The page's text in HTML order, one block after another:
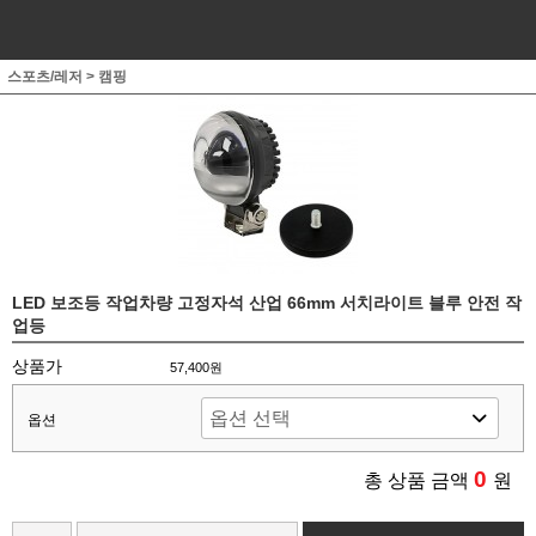
스포츠/레저 > 캠핑
LED 보조등 작업차량 고정자석 산업 66mm 서치라이트 블루 안전 작
업등
상품가 57,400원
옵션
총 상품 금액 0 원